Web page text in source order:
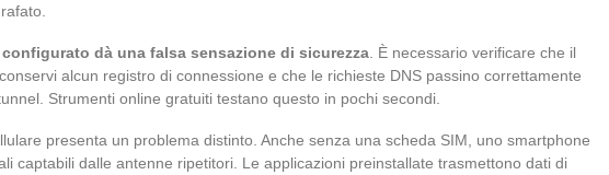
configurato dà una falsa sensazione di sicurezza . È necessario verificare che il
alcun registro di connessione e che le richieste DNS passino correttamente
Strumenti online gratuiti testano questo in pochi secondi.
presenta un problema distinto. Anche senza una scheda SIM, uno smartphone
captabili dalle antenne ripetitori. Le applicazioni preinstallate trasmettono dati di